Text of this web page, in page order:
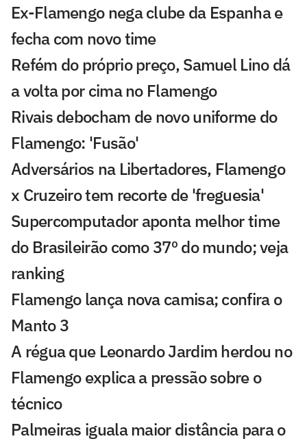
Ex-Flamengo nega clube da Espanha e
fecha com novo time
Refém do próprio preço, Samuel Lino dá
a volta por cima no Flamengo
Rivais debocham de novo uniforme do
Flamengo: 'Fusão'
Adversários na Libertadores, Flamengo
x Cruzeiro tem recorte de 'freguesia'
Supercomputador aponta melhor time
do Brasileirão como 37º do mundo; veja
ranking
Flamengo lança nova camisa; confira o
Manto 3
A régua que Leonardo Jardim herdou no
Flamengo explica a pressão sobre o
técnico
Palmeiras iguala maior distância para o